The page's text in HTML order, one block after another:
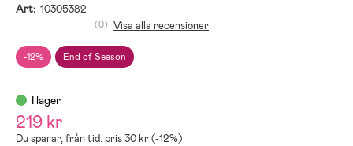
Art: 10305382
-12% End of Season
(0) Visa alla recensioner
I lager
219 kr
Du sparar, från tid. pris 30 kr (-12%)